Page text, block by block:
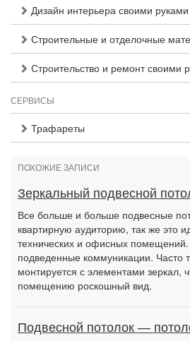
Дизайн интерьера своими руками
Строительные и отделочные
Строительство и ремонт своими
СЕРВИСЫ
Трафареты
ПОХОЖИЕ ЗАПИСИ
Зеркальный подвесной
Все больше и больше подвесные
квартирную аудиторию, так же это
технических и офисных
подведенные коммуникации. Часто
монтируется с элементами зеркал,
помещению роскошный вид.
Подвесной потолок —